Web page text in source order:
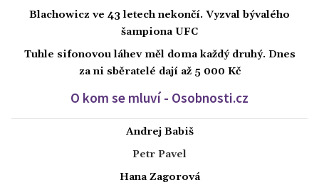
Blachowicz ve 43 letech nekončí. Vyzval bývalého
šampiona UFC
Tuhle sifonovou láhev měl doma každý druhý. Dnes
za ni sběratelé dají až 5 000 Kč
O kom se mluví - Osobnosti.cz
Andrej Babiš
Petr Pavel
Hana Zagorová